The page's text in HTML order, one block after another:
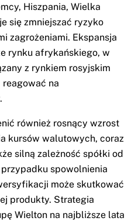
Hiszpania, Wielka
się zmniejszać ryzyko
zagrożeniami. Ekspansja
rynku afrykańskiego, w
z rynkiem rosyjskim
na
również rosnący wzrost
kursów walutowych, coraz
silną zależność spółki od
spowolnienia
może skutkować
produkty. Strategia
Wielton na najbliższe lata